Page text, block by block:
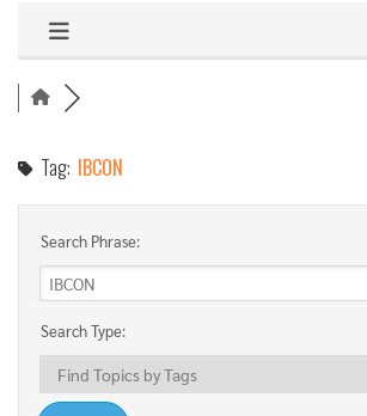
Tag: IBCON
Search Phrase:
Search Type: